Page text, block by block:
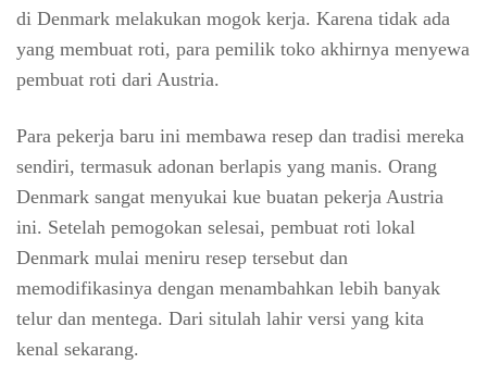
di Denmark melakukan mogok kerja. Karena tidak ada
yang membuat roti, para pemilik toko akhirnya menyewa
pembuat roti dari Austria.
Para pekerja baru ini membawa resep dan tradisi mereka
sendiri, termasuk adonan berlapis yang manis. Orang
Denmark sangat menyukai kue buatan pekerja Austria
ini. Setelah pemogokan selesai, pembuat roti lokal
Denmark mulai meniru resep tersebut dan
memodifikasinya dengan menambahkan lebih banyak
telur dan mentega. Dari situlah lahir versi yang kita
kenal sekarang.